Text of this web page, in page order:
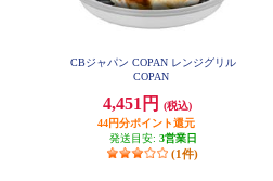
CBジャパン COPAN レンジグリル
COPAN
4,451円
(税込)
44円分ポイント還元
発送目安: 3営業日
(1件)